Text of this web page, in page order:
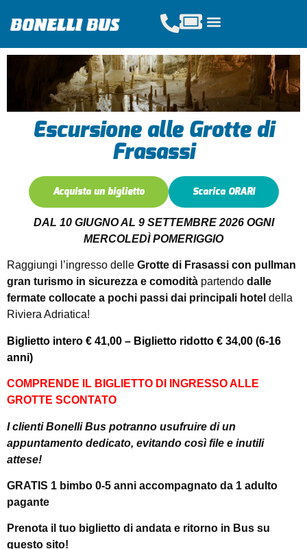
Escursione alle Grotte di
Frasassi
Acquista un biglietto Scarica ORARI
DAL 10 GIUGNO AL 9 SETTEMBRE 2026 OGNI
MERCOLEDÌ POMERIGGIO
Raggiungi l’ingresso delle Grotte di Frasassi con pullman
gran turismo in sicurezza e comodità partendo dalle
fermate collocate a pochi passi dai principali hotel della
Riviera Adriatica!
Biglietto intero € 41,00 – Biglietto ridotto € 34,00 (6-16
anni)
COMPRENDE IL BIGLIETTO DI INGRESSO ALLE
GROTTE SCONTATO
I clienti Bonelli Bus potranno usufruire di un
appuntamento dedicato, evitando così file e inutili
attese!
GRATIS 1 bimbo 0-5 anni accompagnato da 1 adulto
pagante
Prenota il tuo biglietto di andata e ritorno in Bus su
questo sito!